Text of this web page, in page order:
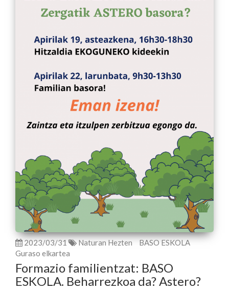
2023/03/31 Naturan Hezten
BASO ESKOLA
Guraso elkartea
Formazio familientzat: BASO
ESKOLA. Beharrezkoa da? Astero?